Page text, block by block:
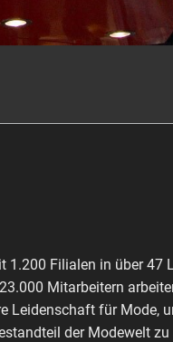
1.200 Filialen in über 47
Mitarbeitern
Leidenschaft für Mode,
der Modewelt zu